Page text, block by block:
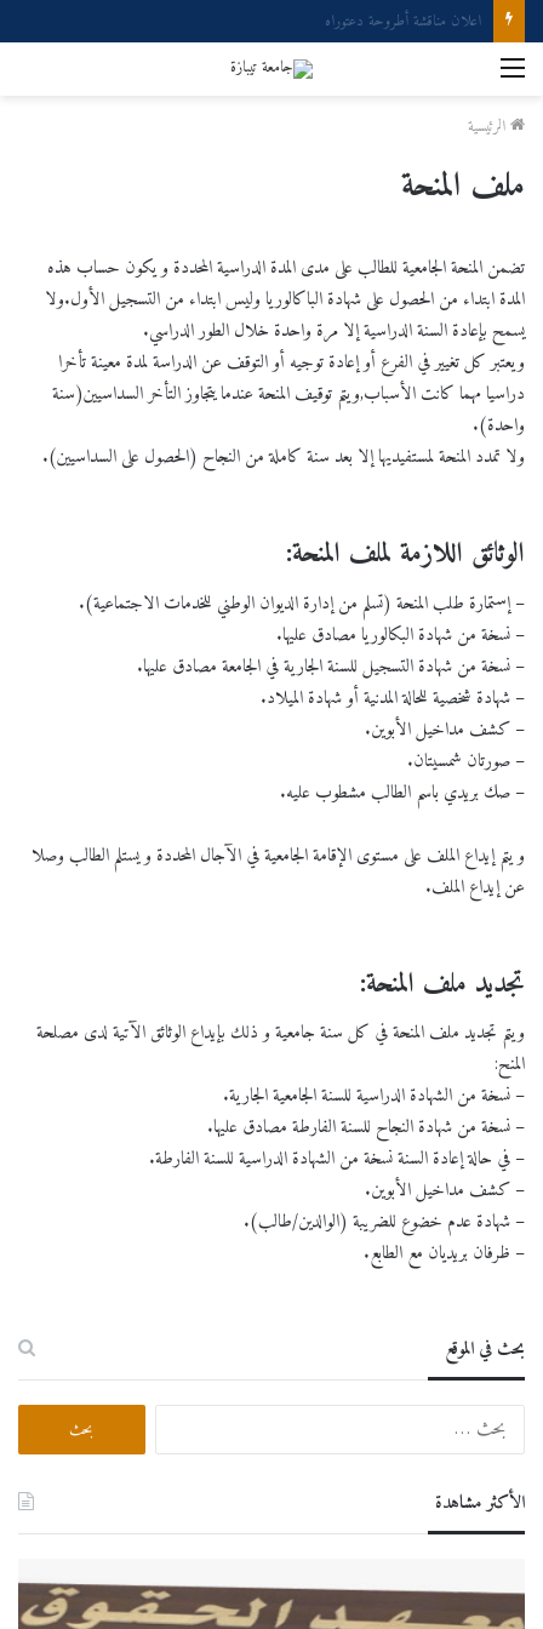
إعلان مناقشة دكتوراه
القائمة
الرئيسية
ملف المنحة
تضمن المنحة الجامعية للطالب على مدى المدة الدراسية المحددة و يكون حساب هذه
المدة ابتداء من الحصول على شهادة الباكالوريا وليس ابتداء من التسجيل الأول.ولا
يسمح بإعادة السنة الدراسية إلا مرة واحدة خلال الطور الدراسي.
ويعتبر كل تغيير في الفرع أو إعادة توجيه أو التوقف عن الدراسة لمدة معينة تأخرا
دراسيا مهما كانت الأسباب,ويتم توقيف المنحة عندما يتجاوز التأخر السداسيين(سنة
واحدة).
ولا تمدد المنحة لمستفيديها إلا بعد سنة كاملة من النجاح (الحصول على السداسيين).
الوثائق اللازمة لملف المنحة:
– إستمارة طلب المنحة (تسلم من إدارة الديوان الوطني للخدمات الاجتماعية).
– نسخة من شهادة البكالوريا مصادق عليها.
– نسخة من شهادة التسجيل للسنة الجارية في الجامعة مصادق عليها.
– شهادة شخصية للحالة المدنية أو شهادة الميلاد.
– كشف مداخيل الأبوين.
– صورتان شمسيتان.
– صك بريدي باسم الطالب مشطوب عليه.
و يتم إيداع الملف على مستوى الإقامة الجامعية في الآجال المحددة و يستلم الطالب وصلا
عن إيداع الملف.
تجديد ملف المنحة:
ويتم تجديد ملف المنحة في كل سنة جامعية و ذلك بإيداع الوثائق الآتية لدى مصلحة
المنح:
– نسخة من الشهادة الدراسية للسنة الجامعية الجارية.
– نسخة من شهادة النجاح للسنة الفارطة مصادق عليها.
– في حالة إعادة السنة نسخة من الشهادة الدراسية للسنة الفارطة.
– كشف مداخيل الأبوين.
– شهادة عدم خضوع للضريبة (الوالدين/طالب).
– ظرفان بريديان مع الطابع.
بحث في الموقع
البحث
الأكثر مشاهدة
هام
لطلبة